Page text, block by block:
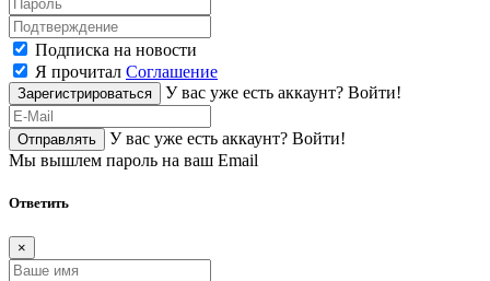
Подписка на новости
Я прочитал Соглашение
Зарегистрироваться У вас уже есть аккаунт? Войти!
Отправлять У вас уже есть аккаунт? Войти!
Мы вышлем пароль на ваш Email
Ответить
×